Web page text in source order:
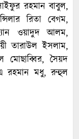
রহমান বাবুল,
রিতা বেগম,
ওয়াদুদ আলম,
তারাউল ইসলাম,
মোছাব্বির, সৈয়দ
রহমান মধু, রুহুল